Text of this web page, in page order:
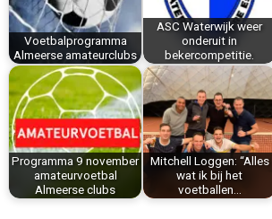
k
s
t
n
p
Voetbalprogramma
Almeerse amateurclubs
ASC Waterwijk weer
onderuit in
bekercompetitie.
Programma 9 november
amateurvoetbal
Almeerse clubs
Mitchell Loggen: “Alles
wat ik bij het
voetballen…